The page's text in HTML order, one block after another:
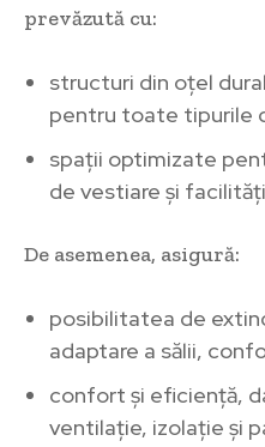
prevăzută cu:
structuri din oțel
pentru toate tipurile
spații optimizate
de vestiare și
De asemenea, asigură:
posibilitatea de
adaptare a sălii,
confort și eficiență,
ventilație, izolație și